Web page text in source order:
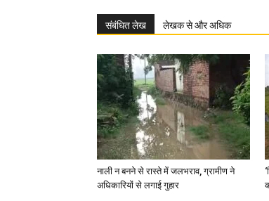
संबंधित लेख लेखक से और अधिक
नाली न बनने से रास्ते में जलभराव, ग्रामीण ने
अधिकारियों से लगाई गुहार